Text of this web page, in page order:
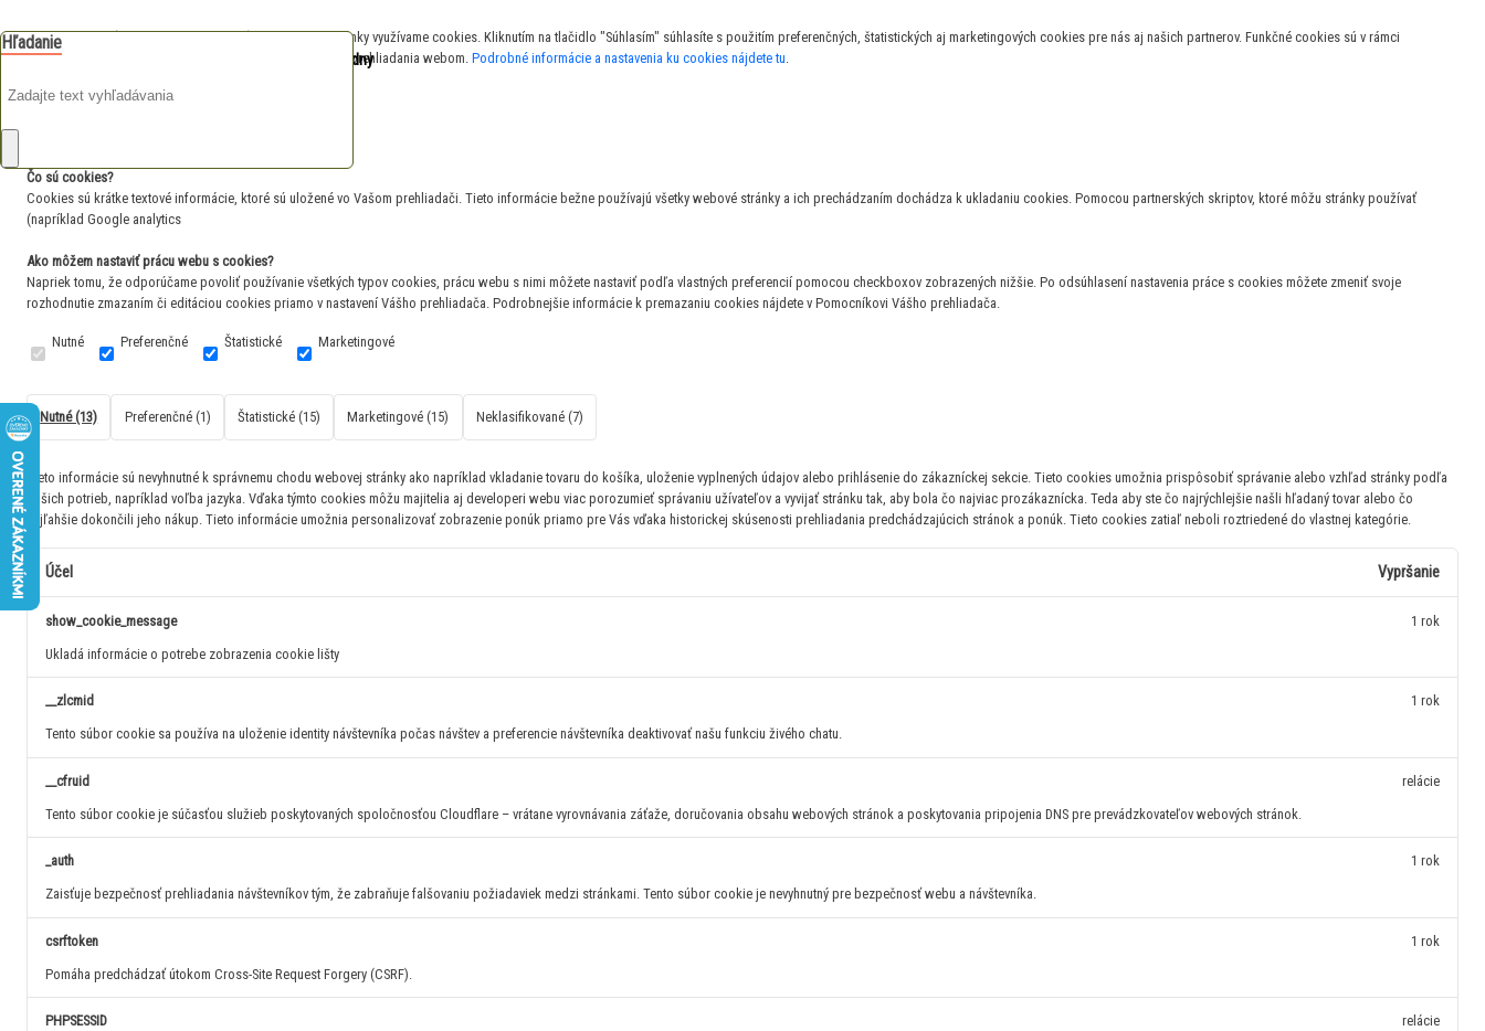
S cieľom uľahčiť používateľom používať naše webové stránky využívame cookies. Kliknutím na tlačidlo "Súhlasím" súhlasíte s použitím preferenčných, štatistických aj marketingových cookies pre nás aj našich partnerov. Funkčné cookies sú v rámci
zachovania funkčnosti webu používané počas celej doby prehliadania webom. Podrobné informácie a nastavenia ku cookies nájdete tu.
Čo sú cookies?
Cookies sú krátke textové informácie, ktoré sú uložené vo Vašom prehliadači. Tieto informácie bežne používajú všetky webové stránky a ich prechádzaním dochádza k ukladaniu cookies. Pomocou partnerských skriptov, ktoré môžu stránky používať
(napríklad Google analytics
Ako môžem nastaviť prácu webu s cookies?
Napriek tomu, že odporúčame povoliť používanie všetkých typov cookies, prácu webu s nimi môžete nastaviť podľa vlastných preferencií pomocou checkboxov zobrazených nižšie. Po odsúhlasení nastavenia práce s cookies môžete zmeniť svoje
rozhodnutie zmazaním či editáciou cookies priamo v nastavení Vášho prehliadača. Podrobnejšie informácie k premazaniu cookies nájdete v Pomocníkovi Vášho prehliadača.
Nutné Preferenčné Štatistické Marketingové
Nutné (13) Preferenčné (1) Štatistické (15) Marketingové (15) Neklasifikované (7)
Tieto informácie sú nevyhnutné k správnemu chodu webovej stránky ako napríklad vkladanie tovaru do košíka, uloženie vyplnených údajov alebo prihlásenie do zákazníckej sekcie. Tieto cookies umožnia prispôsobiť správanie alebo vzhľad stránky podľa
Vašich potrieb, napríklad voľba jazyka. Vďaka týmto cookies môžu majitelia aj developeri webu viac porozumieť správaniu užívateľov a vyvijať stránku tak, aby bola čo najviac prozákaznícka. Teda aby ste čo najrýchlejšie našli hľadaný tovar alebo čo
najľahšie dokončili jeho nákup. Tieto informácie umožnia personalizovať zobrazenie ponúk priamo pre Vás vďaka historickej skúsenosti prehliadania predchádzajúcich stránok a ponúk. Tieto cookies zatiaľ neboli roztriedené do vlastnej kategórie.
Účel Vypršanie
show_cookie_message
Ukladá informácie o potrebe zobrazenia cookie lišty
1 rok
__zlcmid
Tento súbor cookie sa používa na uloženie identity návštevníka počas návštev a preferencie návštevníka deaktivovať našu funkciu živého chatu.
1 rok
__cfruid
Tento súbor cookie je súčasťou služieb poskytovaných spoločnosťou Cloudflare – vrátane vyrovnávania záťaže, doručovania obsahu webových stránok a poskytovania pripojenia DNS pre prevádzkovateľov webových stránok.
relácie
_auth
Zaisťuje bezpečnosť prehliadania návštevníkov tým, že zabraňuje falšovaniu požiadaviek medzi stránkami. Tento súbor cookie je nevyhnutný pre bezpečnosť webu a návštevníka.
1 rok
csrftoken
Pomáha predchádzať útokom Cross-Site Request Forgery (CSRF).
1 rok
PHPSESSID relácie
Hľadanie
je prázdny